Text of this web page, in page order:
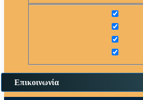
Επικοινωνία